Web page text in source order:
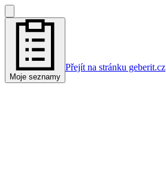
Moje seznamy
Přejít na stránku geberit.cz